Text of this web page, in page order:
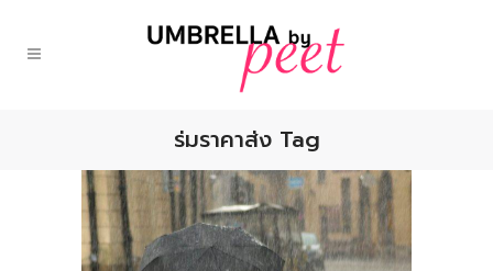
ร่มราคาส่ง Tag